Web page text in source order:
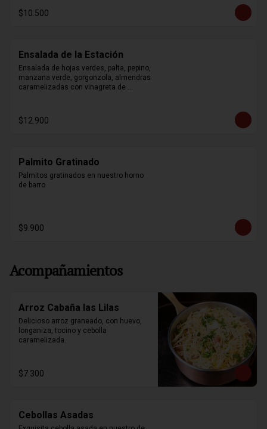
$10.500
Ensalada de la Estación
Ensalada de hojas verdes, palta, pepino,
manzana verde, gorgonzola, almendras
caramelizadas con vinagreta de
$12.900
Palmito Gratinado
Palmitos gratinados en nuestro horno
de barro
$9.900
Acompañamientos
Arroz Cabaña las Lilas
Delicioso arroz graneado, con huevo,
longaniza, tocino y cebolla
caramelizada.
$7.300
Cebollas Asadas